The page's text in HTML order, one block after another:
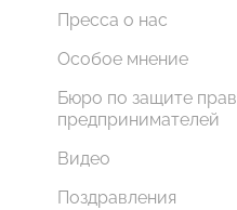
Пресса о нас
Особое мнение
Бюро по защите прав
предпринимателей
Видео
Поздравления